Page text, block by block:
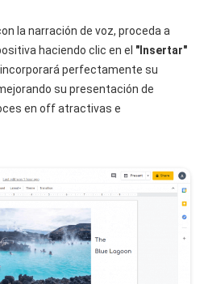
la narración de voz, proceda a
haciendo clic en el "Insertar"
perfectamente su
su presentación de
en off atractivas e